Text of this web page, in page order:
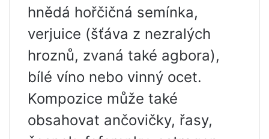
hnědá hořčičná semínka,
verjuice (šťáva z nezralých
hroznů, zvaná také agbora),
bílé víno nebo vinný ocet.
Kompozice může také
obsahovat ančovičky, řasy,